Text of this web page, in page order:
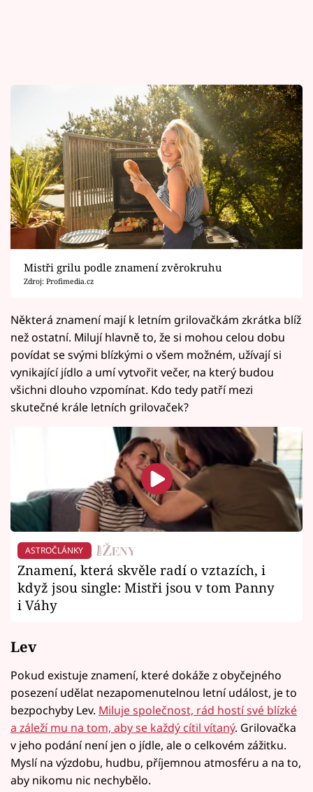
Mistři grilu podle znamení zvěrokruhu
Zdroj: Profimedia.cz
Některá znamení mají k letním grilovačkám zkrátka blíž
než ostatní. Milují hlavně to, že si mohou celou dobu
povídat se svými blízkými o všem možném, užívají si
vynikající jídlo a umí vytvořit večer, na který budou
všichni dlouho vzpomínat. Kdo tedy patří mezi
skutečné krále letních grilovaček?
ASTROČLÁNKY
Znamení, která skvěle radí o vztazích, i
když jsou single: Mistři jsou v tom Panny
i Váhy
Lev
Pokud existuje znamení, které dokáže z obyčejného
posezení udělat nezapomenutelnou letní událost, je to
bezpochyby Lev. Miluje společnost, rád hostí své blízké
a záleží mu na tom, aby se každý cítil vítaný. Grilovačka
v jeho podání není jen o jídle, ale o celkovém zážitku.
Myslí na výzdobu, hudbu, příjemnou atmosféru a na to,
aby nikomu nic nechybělo.